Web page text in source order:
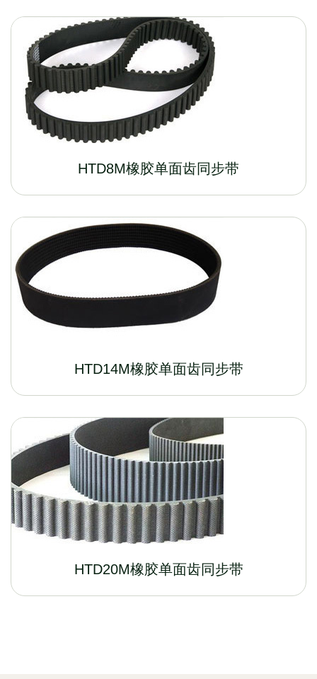
HTD8M橡胶单面齿同步带
HTD14M橡胶单面齿同步带
HTD20M橡胶单面齿同步带